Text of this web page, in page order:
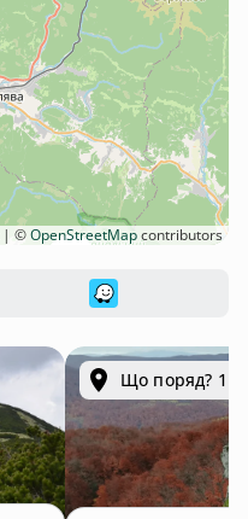
| ©OpenStreetMapcontributors
Що поряд?